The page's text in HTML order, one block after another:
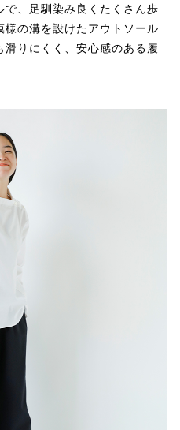
で、足馴染み良くたくさん歩
の溝を設けたアウトソール
りにくく、安心感のある履